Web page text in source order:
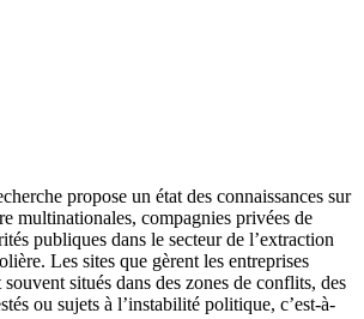
propose un état des connaissances sur
multinationales, compagnies privées de
publiques dans le secteur de l’extraction
Les sites que gèrent les entreprises
situés dans des zones de conflits, des
ou sujets à l’instabilité politique, c’est-à-